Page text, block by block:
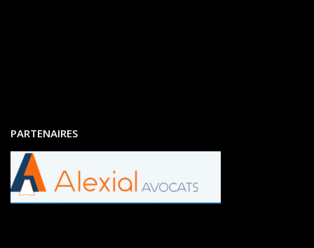
PARTENAIRES